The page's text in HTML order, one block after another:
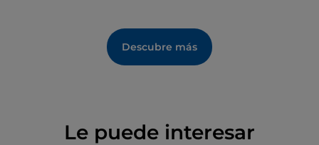
Descubre más
Le puede interesar